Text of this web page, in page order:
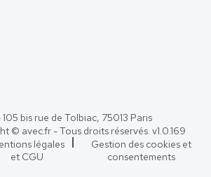
bis rue de Tolbiac, 75013 Paris
© avec.fr - Tous droits réservés. v1.0.169
légales
et CGU
Gestion des cookies et
consentements